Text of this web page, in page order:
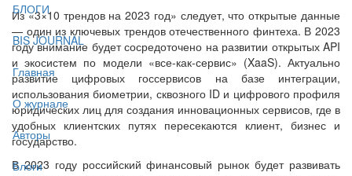
БЛОГИ
BIS JOURNAL
Главная
О журнале
Авторы
Блоги
Из «3×10 трендов на 2023 год» следует, что открытые данные
— один из ключевых трендов отечественного финтеха. В 2023
году внимание будет сосредоточено на развитии открытых API
и экосистем по модели «все-как-сервис» (XaaS). Актуально
развитие цифровых госсервисов на базе интеграции,
использования биометрии, сквозного ID и цифрового профиля
юридических лиц для создания инновационных сервисов, где в
удобных клиентских путях пересекаются клиент, бизнес и
государство.
В 2023 году российский финансовый рынок будет развивать